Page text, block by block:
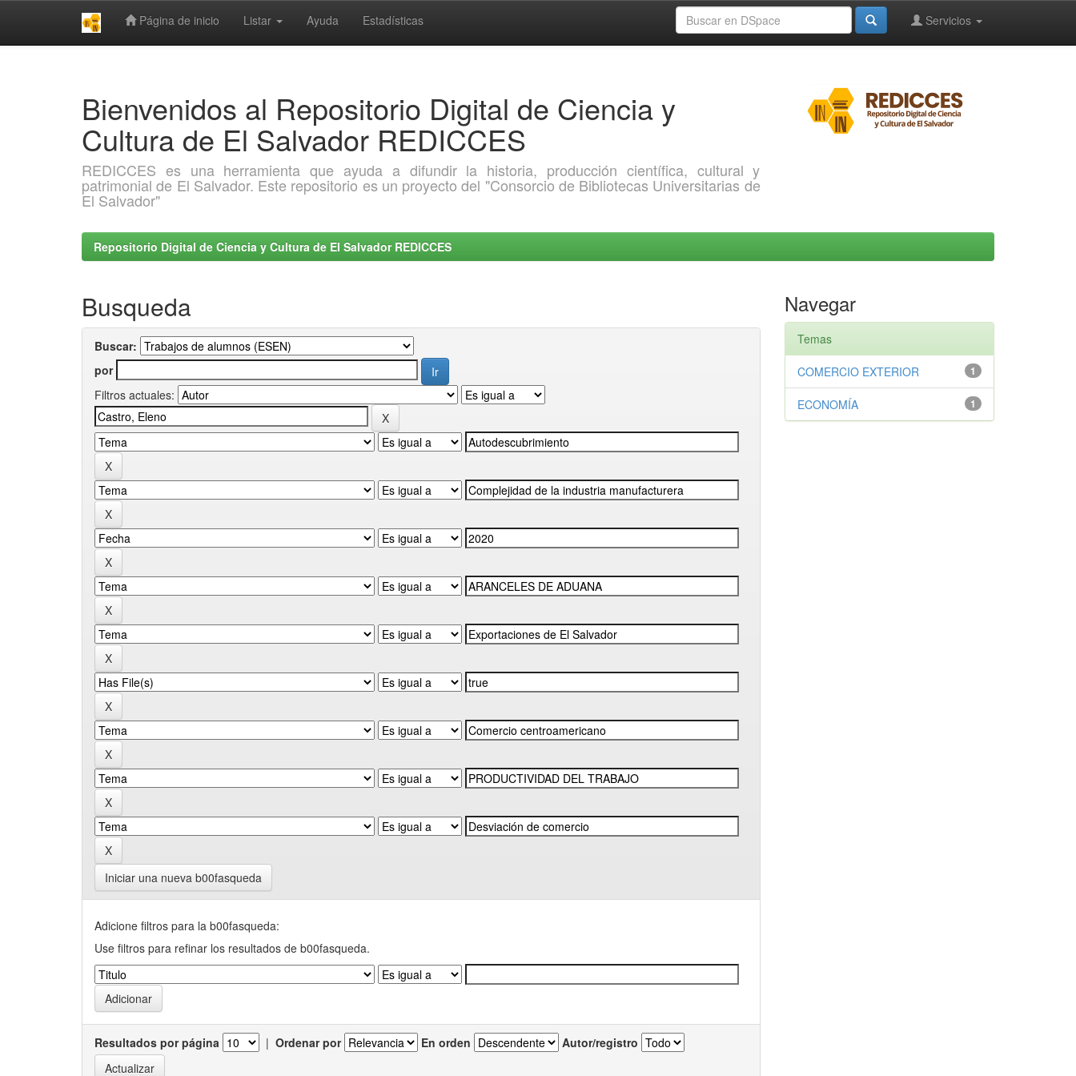
Página de inicio Listar Ayuda Estadísticas Servicios
Bienvenidos al Repositorio Digital de Ciencia y
Cultura de El Salvador REDICCES
REDICCES es una herramienta que ayuda a difundir la historia, producción científica, cultural y
patrimonial de El Salvador. Este repositorio es un proyecto del "Consorcio de Bibliotecas Universitarias de
El Salvador"
Repositorio Digital de Ciencia y Cultura de El Salvador REDICCES
Busqueda
Buscar:
por
Filtros actuales:
Iniciar una nueva b00fasqueda
Adicione filtros para la b00fasqueda:
Use filtros para refinar los resultados de b00fasqueda.
Resultados por página | Ordenar por En orden Autor/registro
Navegar
Temas
1
COMERCIO EXTERIOR
1
ECONOMÍA